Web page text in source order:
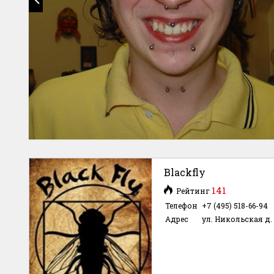
Blackfly
Рейтинг 141
Телефон +7 (495) 518-66-94
Адрес
ул. Никольская д.